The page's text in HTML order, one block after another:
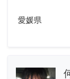
愛媛県